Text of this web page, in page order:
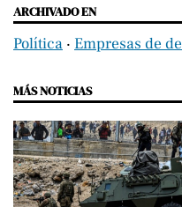
ARCHIVADO EN
Política ‧ Empresas de
MÁS NOTICIAS